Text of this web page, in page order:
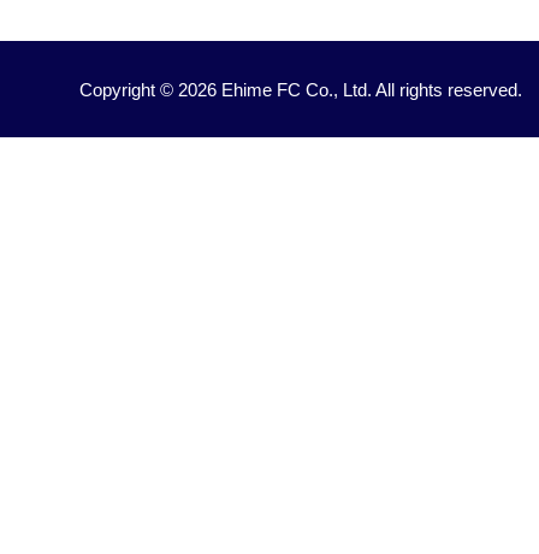
Copyright © 2026 Ehime FC Co., Ltd. All rights reserved.